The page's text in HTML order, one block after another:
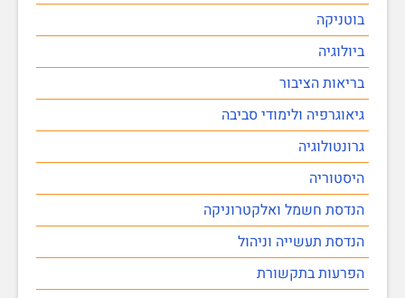
בוטניקה
ביולוגיה
בריאות הציבור
גיאוגרפיה ולימודי סביבה
גרונטולוגיה
היסטוריה
הנדסת חשמל ואלקטרוניקה
הנדסת תעשייה וניהול
הפרעות בתקשורת